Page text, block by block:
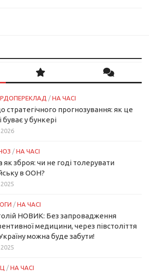
/ НА ЧАСІ
стратегічного прогнозування: як це
буває у бункері
/ НА ЧАСІ
як зброя: чи не годі толерувати
в ООН?
/ НА ЧАСІ
НОВИК: Без запровадження
медицини, через півстоліття
можна буде забути!
/ НА ЧАСІ